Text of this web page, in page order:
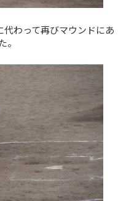
わって再びマウンドにあ
。